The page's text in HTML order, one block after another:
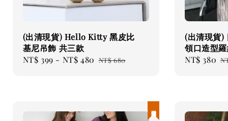
(出清現貨) Hello Kitty 黑皮比
基尼吊飾 共三款
Sale
NT$ 399 - NT$ 480 Regular
NT$ 680
(出清現貨)
領口造型
Sale
NT$ 380